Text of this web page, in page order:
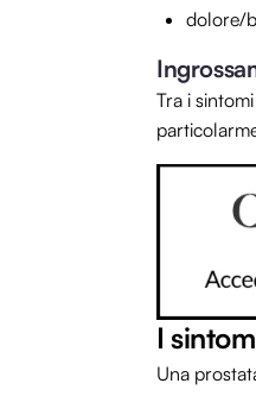
dolore/
Tra i
I
Una